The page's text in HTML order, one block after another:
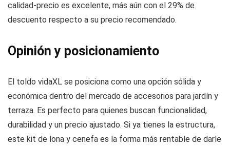
calidad-precio es excelente, más aún con el 29% de
descuento respecto a su precio recomendado.
Opinión y posicionamiento
El toldo vidaXL se posiciona como una opción sólida y
económica dentro del mercado de accesorios para jardín y
terraza. Es perfecto para quienes buscan funcionalidad,
durabilidad y un precio ajustado. Si ya tienes la estructura,
este kit de lona y cenefa es la forma más rentable de darle